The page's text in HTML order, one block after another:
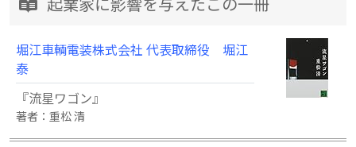
起業家に影響を与えたこの一冊
堀江車輌電装株式会社 代表取締役 堀江
泰
『流星ワゴン』
著者：重松 清